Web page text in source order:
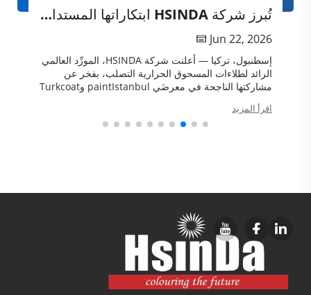
تُبرز شركة HSINDA ابتكاراتها المستدامة في مجال طلاء المسحوق في معرض paintIstanbul 2026
Jun 22, 2026
إسطنبول، تركيا — أعلنت شركة HSINDA، المورِّد العالمي
الرائد لطلاءات المسحوق الحرارية التصلب، بفخر عن
مشاركتها الناجحة في معرضَي paintIstanbul وTurkcoat
أوراسيا. ...
اقرأ المزيد